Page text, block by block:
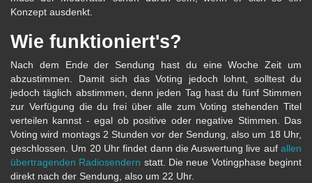
Konzept ausdenkt.
Wie funktioniert's?
Nach dem Ende der Sendung hast du eine Woche Zeit um
abzustimmen. Damit sich das Voting jedoch lohnt, solltest du
jedoch täglich abstimmen, denn jeden Tag hast du fünf Stimmen
zur Verfügung die du frei über alle zum Voting stehenden Titel
verteilen kannst - egal ob positive oder negative Stimmen. Das
Voting wird montags 2 Stunden vor der Sendung, also um 18 Uhr,
geschlossen. Um 20 Uhr findet dann die Auswertung live auf allen
übertragenden Radiosendern statt. Die neue Votingphase beginnt
direkt nach der Sendung, also um 22 Uhr.